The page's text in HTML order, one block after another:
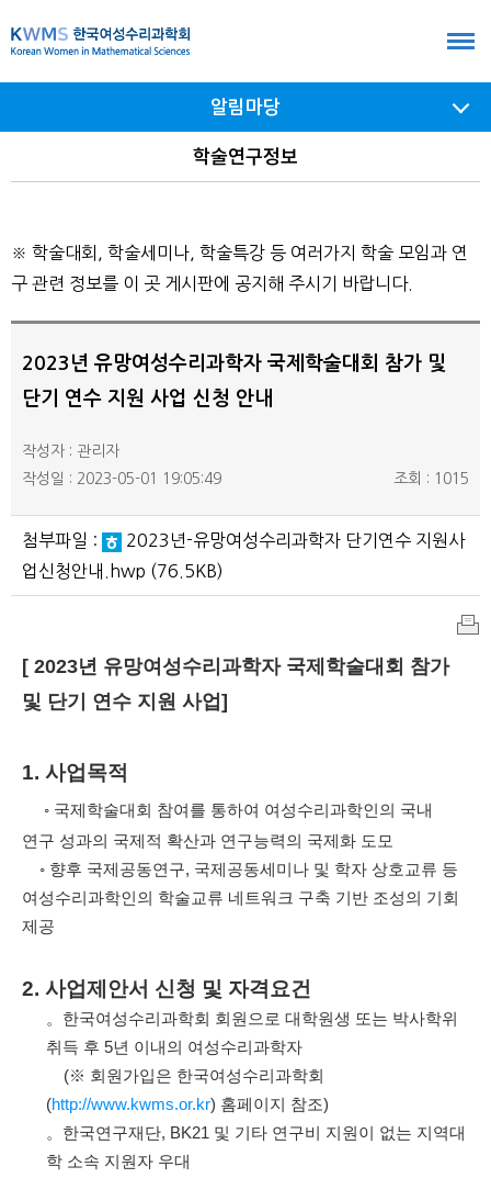
문
가
여닫기
알림마당
학술연구정보
※ 학술대회, 학술세미나, 학술특강 등 여러가지 학술 모임과 연
구 관련 정보를 이 곳 게시판에 공지해 주시기 바랍니다.
2023년 유망여성수리과학자 국제학술대회 참가 및
단기 연수 지원 사업 신청 안내
작성자 : 관리자
작성일 : 2023-05-01 19:05:49
조회 : 1015
첨부파일 :
2023년-유망여성수리과학자 단기연수 지원사
업신청안내.hwp (76.5KB)
[ 2023년 유망여성수리과학자 국제학술대회 참가
및 단기 연수 지원 사업]
1. 사업목적
◦ 국제학술대회 참여를 통하여 여성수리과학인의 국내
연구 성과의 국제적 확산과 연구능력의 국제화 도모
◦ 향후 국제공동연구, 국제공동세미나 및 학자 상호교류 등
여성수리과학인의 학술교류 네트워크 구축 기반 조성의 기회
제공
2. 사업제안서 신청 및 자격요건
。 한국여성수리과학회 회원으로 대학원생 또는 박사학위
취득 후 5년 이내의 여성수리과학자
(※ 회원가입은 한국여성수리과학회
(http://www.kwms.or.kr) 홈페이지 참조)
。 한국연구재단, BK21 및 기타 연구비 지원이 없는 지역대
학 소속 지원자 우대